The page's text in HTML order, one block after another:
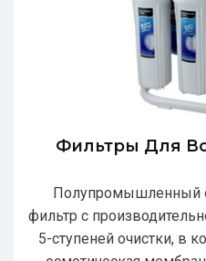
Фильтры Для
Полупромышленный
фильтр с
5-ступеней очистки, в